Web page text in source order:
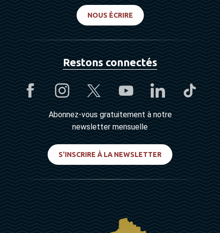
NOUS ÉCRIRE
Restons connectés
Abonnez-vous gratuitement à notre
newsletter mensuelle
S'INSCRIRE À LA NEWSLETTER